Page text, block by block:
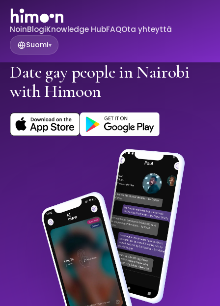
NoinBlogiKnowledge HubFAQOta yhteyttä
Suomi▾
Date gay people in Nairobi
with Himoon